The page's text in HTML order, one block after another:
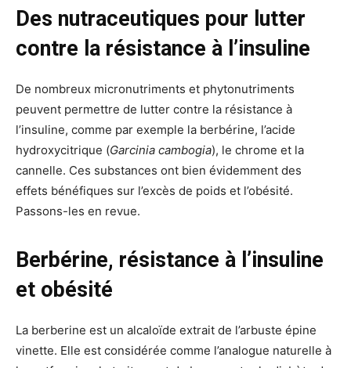
Des nutraceutiques pour lutter
contre la résistance à l’insuline
De nombreux micronutriments et phytonutriments
peuvent permettre de lutter contre la résistance à
l’insuline, comme par exemple la berbérine, l’acide
hydroxycitrique (Garcinia cambogia), le chrome et la
cannelle. Ces substances ont bien évidemment des
effets bénéfiques sur l’excès de poids et l’obésité.
Passons-les en revue.
Berbérine, résistance à l’insuline
et obésité
La berberine est un alcaloïde extrait de l’arbuste épine
vinette. Elle est considérée comme l’analogue naturelle à